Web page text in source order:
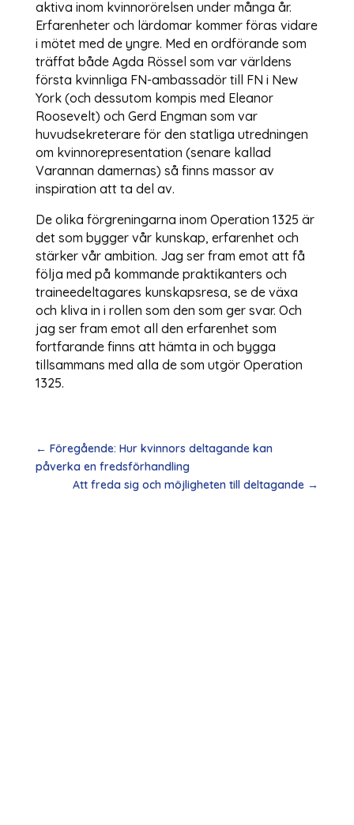
aktiva inom kvinnorörelsen under många år.
Erfarenheter och lärdomar kommer föras vidare
i mötet med de yngre. Med en ordförande som
träffat både Agda Rössel som var världens
första kvinnliga FN-ambassadör till FN i New
York (och dessutom kompis med Eleanor
Roosevelt) och Gerd Engman som var
huvudsekreterare för den statliga utredningen
om kvinnorepresentation (senare kallad
Varannan damernas) så finns massor av
inspiration att ta del av.
De olika förgreningarna inom Operation 1325 är
det som bygger vår kunskap, erfarenhet och
stärker vår ambition. Jag ser fram emot att få
följa med på kommande praktikanters och
traineedeltagares kunskapsresa, se de växa
och kliva in i rollen som den som ger svar. Och
jag ser fram emot all den erfarenhet som
fortfarande finns att hämta in och bygga
tillsammans med alla de som utgör Operation
1325.
← Föregående: Hur kvinnors deltagande kan
påverka en fredsförhandling
Att freda sig och möjligheten till deltagande →